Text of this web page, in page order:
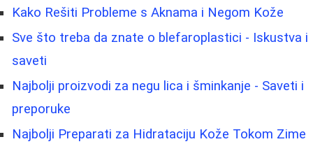
Kako Rešiti Probleme s Aknama i Negom Kože
Sve što treba da znate o blefaroplastici - Iskustva i
saveti
Najbolji proizvodi za negu lica i šminkanje - Saveti i
preporuke
Najbolji Preparati za Hidrataciju Kože Tokom Zime